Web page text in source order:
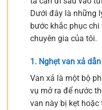
Dưới đây là những
bước khắc phục
chuyên gia của tôi.
1. Nghẹt van xả
Van xả là một bộ
vụ mở ra để nước
van này bị kẹt hoặc